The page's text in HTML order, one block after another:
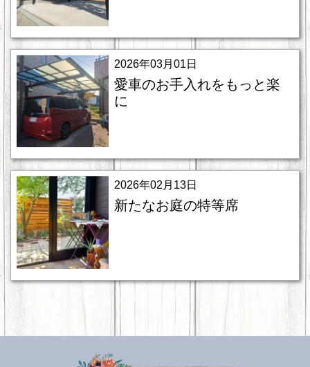
2026年03月01日
愛車のお手入れをもっと楽
に
2026年02月13日
新たなお庭の特等席